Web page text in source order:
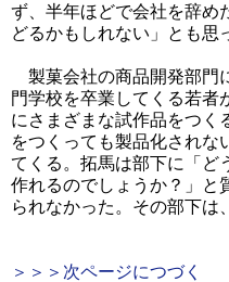
ず、半年ほどで会社を辞め
どるかもしれない」とも思
製菓会社の商品開発部門
門学校を卒業してくる若者
にさまざまな試作品をつく
をつくっても製品化されな
てくる。拓馬は部下に「ど
作れるのでしょうか？」と
られなかった。その部下は
＞＞＞次ページにつづく